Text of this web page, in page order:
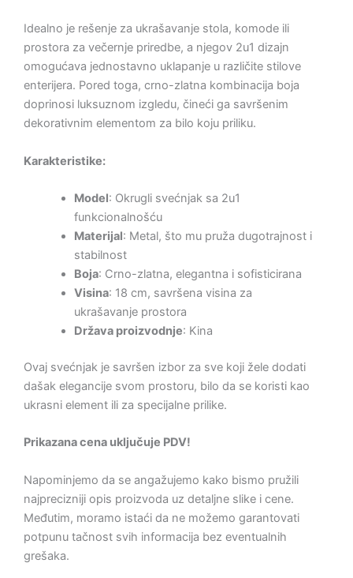
Idealno je rešenje za ukrašavanje stola, komode ili
prostora za večernje priredbe, a njegov 2u1 dizajn
omogućava jednostavno uklapanje u različite stilove
enterijera. Pored toga, crno-zlatna kombinacija boja
doprinosi luksuznom izgledu, čineći ga savršenim
dekorativnim elementom za bilo koju priliku.
Karakteristike:
Model: Okrugli svećnjak sa 2u1
funkcionalnošću
Materijal: Metal, što mu pruža dugotrajnost i
stabilnost
Boja: Crno-zlatna, elegantna i sofisticirana
Visina: 18 cm, savršena visina za
ukrašavanje prostora
Država proizvodnje: Kina
Ovaj svećnjak je savršen izbor za sve koji žele dodati
dašak elegancije svom prostoru, bilo da se koristi kao
ukrasni element ili za specijalne prilike.
Prikazana cena uključuje PDV!
Napominjemo da se angažujemo kako bismo pružili
najprecizniji opis proizvoda uz detaljne slike i cene.
Međutim, moramo istaći da ne možemo garantovati
potpunu tačnost svih informacija bez eventualnih
grešaka.